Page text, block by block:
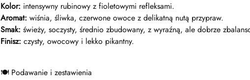
Kolor: intensywny rubinowy z fioletowymi refleksami.
Aromat: wiśnia, śliwka, czerwone owoce z delikatną nutą przypraw.
Smak: świeży, soczysty, średnio zbudowany, z wyraźną, ale dobrze
Finisz: czysty, owocowy i lekko pikantny.
🍽️ Podawanie i zestawienia